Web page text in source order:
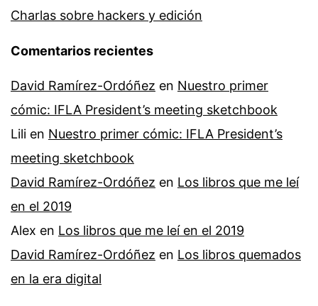
Charlas sobre hackers y edición
Comentarios recientes
David Ramírez-Ordóñez en Nuestro primer
cómic: IFLA President’s meeting sketchbook
Lili en Nuestro primer cómic: IFLA President’s
meeting sketchbook
David Ramírez-Ordóñez en Los libros que me leí
en el 2019
Alex en Los libros que me leí en el 2019
David Ramírez-Ordóñez en Los libros quemados
en la era digital